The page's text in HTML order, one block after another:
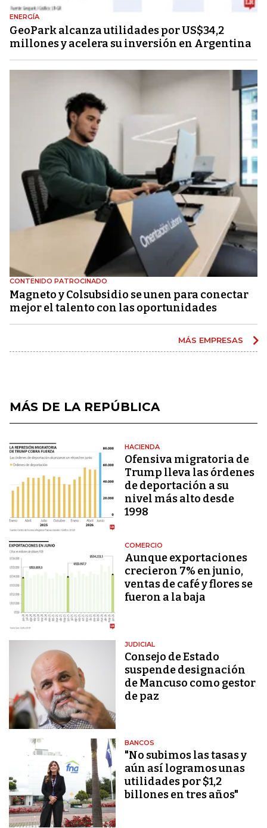
ENERGÍA
GeoPark alcanza utilidades por US$34,2
millones y acelera su inversión en Argentina
CONTENIDO PATROCINADO
Magneto y Colsubsidio se unen para conectar
mejor el talento con las oportunidades
MÁS EMPRESAS
MÁS DE LA REPÚBLICA
HACIENDA
Ofensiva migratoria de
Trump lleva las órdenes
de deportación a su
nivel más alto desde
1998
COMERCIO
Aunque exportaciones
crecieron 7% en junio,
ventas de café y flores se
fueron a la baja
JUDICIAL
Consejo de Estado
suspende designación
de Mancuso como gestor
de paz
BANCOS
"No subimos las tasas y
aún así logramos unas
utilidades por $1,2
billones en tres años"